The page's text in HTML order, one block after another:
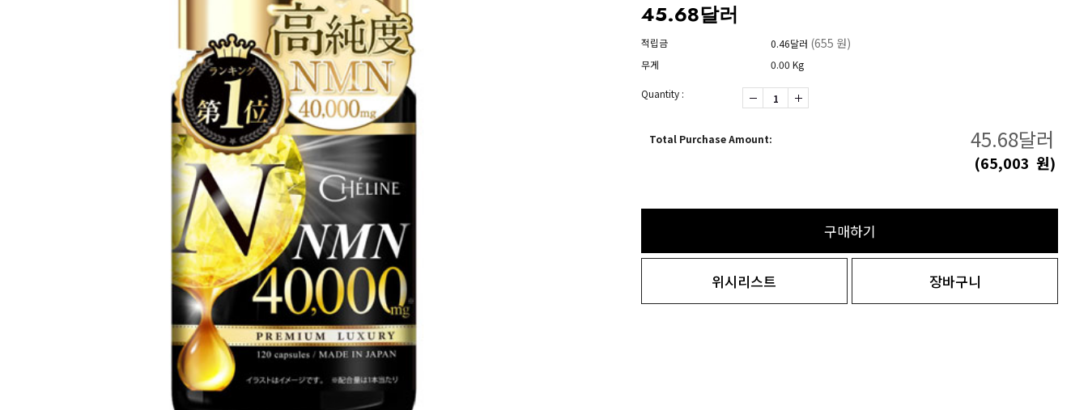
45.68달러
적립금 0.46달러 (655 원)
무게 0.00 Kg
Quantity :
Total Purchase Amount: 45.68달러
(65,003 원)
구매하기
위시리스트 장바구니